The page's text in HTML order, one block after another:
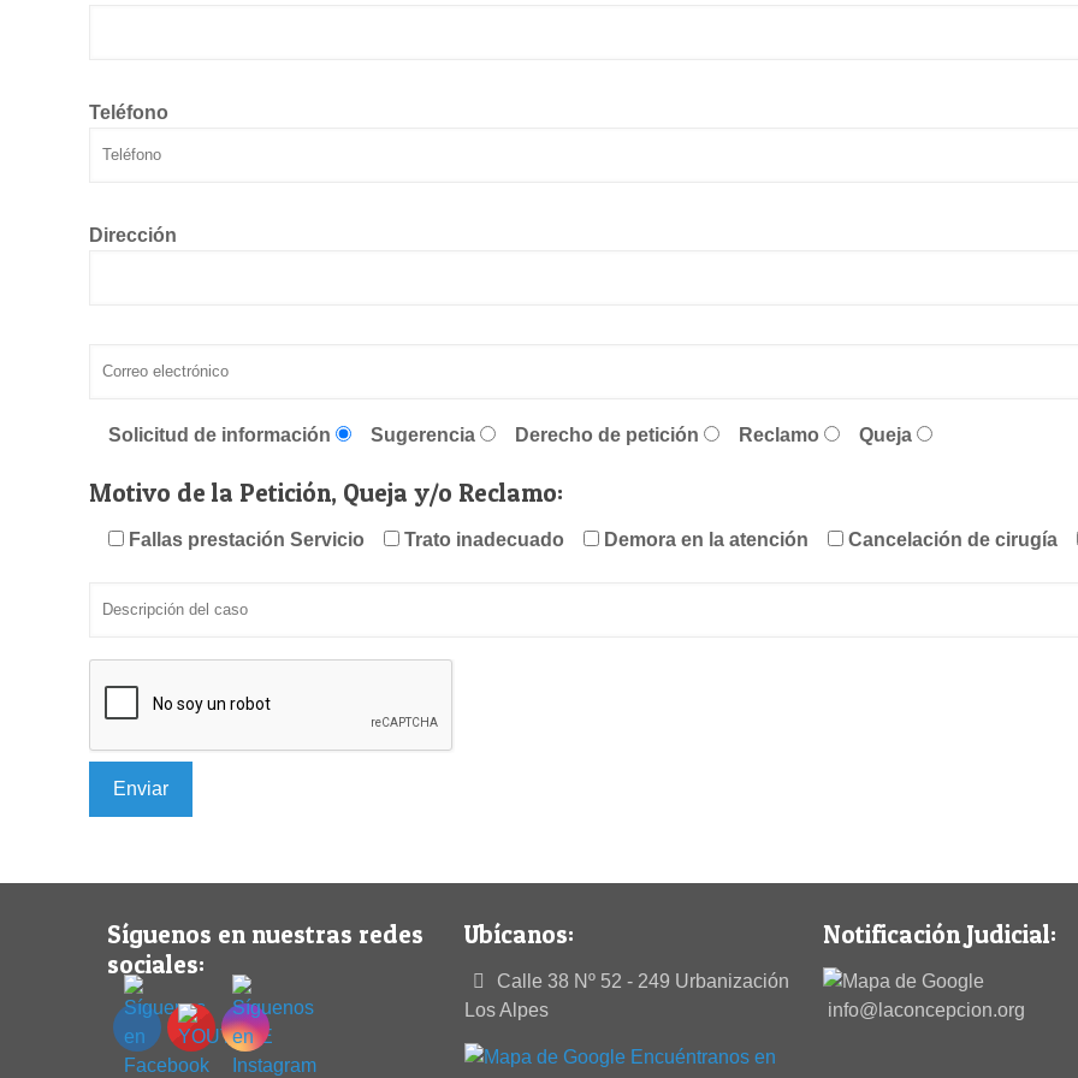
Teléfono
Dirección
Solicitud de información Sugerencia Derecho de petición Reclamo Queja
Motivo de la Petición, Queja y/o Reclamo:
Fallas prestación Servicio Trato inadecuado Demora en la atención Cancelación de cirugía
Síguenos en nuestras redes
sociales:
Ubícanos:
Calle 38 Nº 52 - 249 Urbanización
Los Alpes
Encuéntranos en
Notificación Judicial:
info@laconcepcion.org